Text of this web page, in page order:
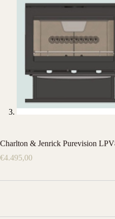
Charlton & Jenrick Purevision
€4.495,00